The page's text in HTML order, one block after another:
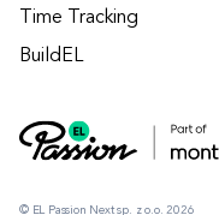
© EL Passion Next sp. z o.o. 2026
Time Tracking
BuildEL